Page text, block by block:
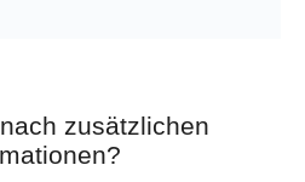
zusätzlichen